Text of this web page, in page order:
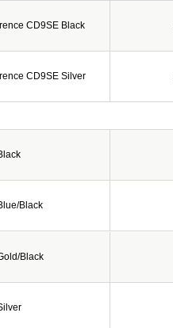
CD9SE Black
CD9SE Silver
Black
Black